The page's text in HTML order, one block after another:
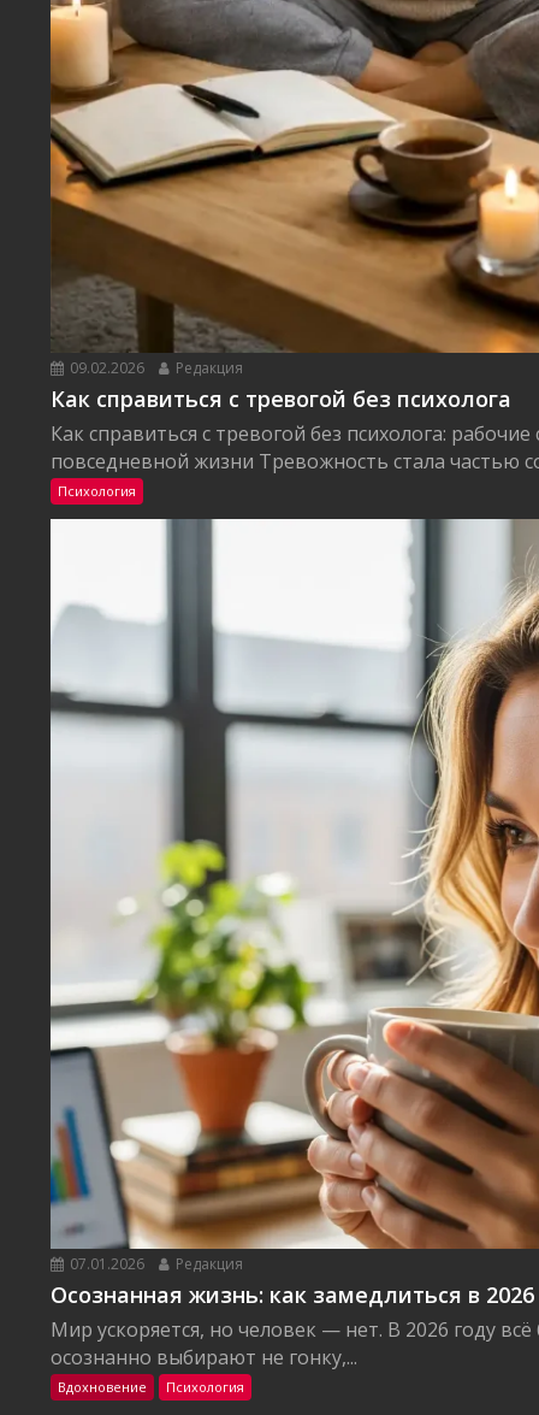
09.02.2026 Редакция
Как справиться с тревогой без психолога
Как справиться с тревогой без психолога:
повседневной жизни Тревожность стала частью
Психология
07.01.2026 Редакция
Осознанная жизнь: как замедлиться в 2026
Мир ускоряется, но человек — нет. В 2026 году
осознанно выбирают не гонку,...
Вдохновение Психология